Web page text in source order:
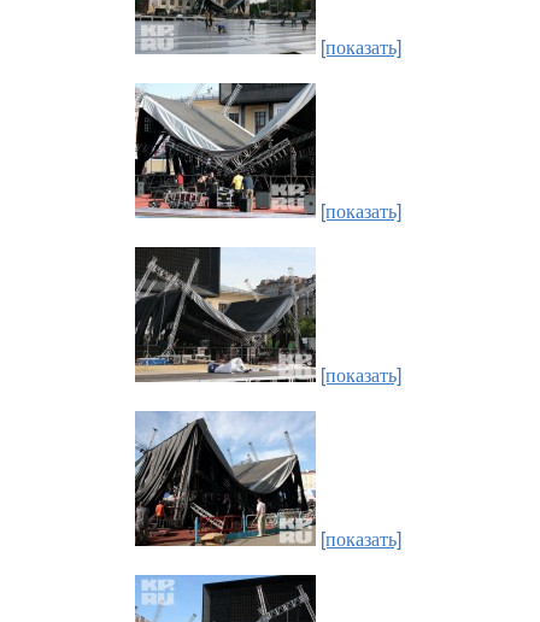
[показать]
[показать]
[показать]
[показать]